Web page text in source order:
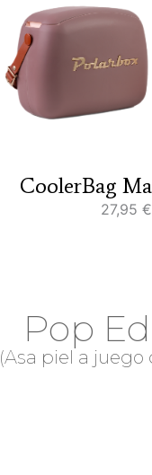
CoolerBag
27,95€
Pop
(Asa piel a juego